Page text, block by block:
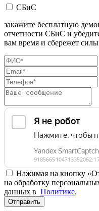
СБиС
закажите бесплатную
отчетности СБиС и
вам время и сбережет
Нажимая на кнопку
на обработку
данных в Политике.
Отправить